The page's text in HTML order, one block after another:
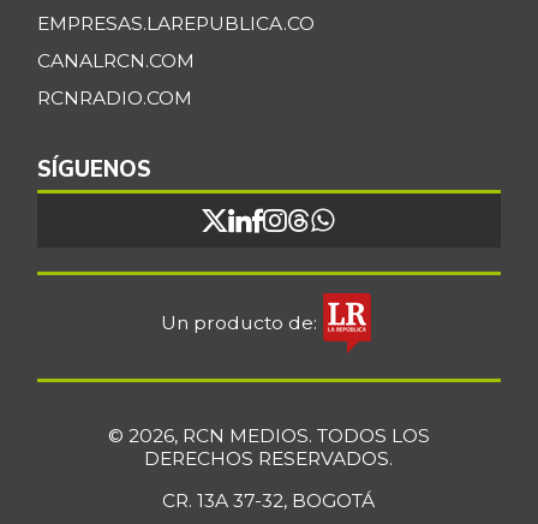
EMPRESAS.LAREPUBLICA.CO
CANALRCN.COM
RCNRADIO.COM
SÍGUENOS
Un producto de:
© 2026, RCN MEDIOS. TODOS LOS
DERECHOS RESERVADOS.
CR. 13A 37-32, BOGOTÁ